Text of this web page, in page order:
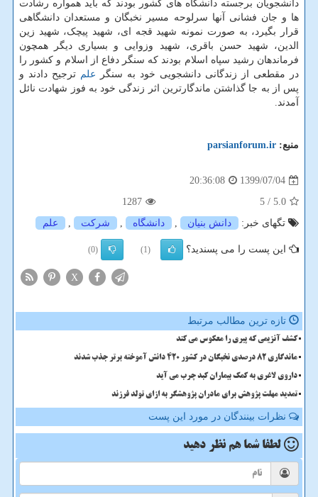
دانشجویان برجسته دانشگاه های کشور بودند که باید همواره رشادت
ها و جان فشانی آنها سرلوحه مسیر نخبگان و مستعدان دانشگاهی
قرار بگیرد، به صورت نمونه شهید قجه ای، شهید پیچک، شهید زین
الدین، شهید حسن باقری، شهید وزوایی و بسیاری دیگر همچون
فرماندهان رشید سپاه اسلام بودند که سنگر دفاع از اسلام و کشور را
در مقطعی از زندگانی دانشجویی خود به سنگر علم ترجیح دادند و
پس از به جا گذاشتن ماندگارترین اثر زندگی خود به فوز شهادت نائل
آمدند.
منبع: parsianforum.ir
1399/07/04
20:36:08
5.0
/ 5
1287
تگهای خبر:
دانش بنیان , دانشگاه , شركت , علم
این پست را می پسندید؟ (1)
(0)
X
تازه ترین مطالب مرتبط
کشف آنزیمی که پیری را معکوس می کند
ماندگاری 82 درصدی نخبگان در کشور 420 دانش آموخته برتر جذب شدند
داروی لاغری به کمک بیماران کبد چرب می آید
تمدید مهلت پژوهش برای مادران پژوهشگر به ازای تولد فرزند
نظرات بینندگان در مورد این پست
لطفا شما هم نظر دهید